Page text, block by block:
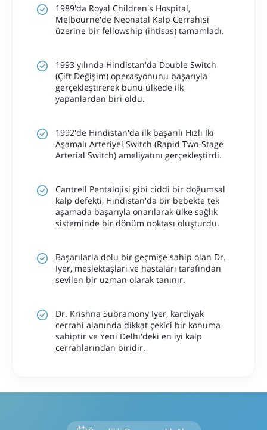
1989'da Royal Children's Hospital,
Melbourne'de Neonatal Kalp Cerrahisi
üzerine bir fellowship (ihtisas) tamamladı.
1993 yılında Hindistan'da Double Switch
(Çift Değişim) operasyonunu başarıyla
gerçekleştirerek bunu ülkede ilk
yapanlardan biri oldu.
1992'de Hindistan'da ilk başarılı Hızlı İki
Aşamalı Arteriyel Switch (Rapid Two-Stage
Arterial Switch) ameliyatını gerçekleştirdi.
Cantrell Pentalojisi gibi ciddi bir doğumsal
kalp defekti, Hindistan'da bir bebekte tek
aşamada başarıyla onarılarak ülke sağlık
sisteminde bir dönüm noktası oluşturdu.
Başarılarla dolu bir geçmişe sahip olan Dr.
Iyer, meslektaşları ve hastaları tarafından
sevilen bir uzman olarak tanınır.
Dr. Krishna Subramony Iyer, kardiyak
cerrahi alanında dikkat çekici bir konuma
sahiptir ve Yeni Delhi'deki en iyi kalp
cerrahlarından biridir.